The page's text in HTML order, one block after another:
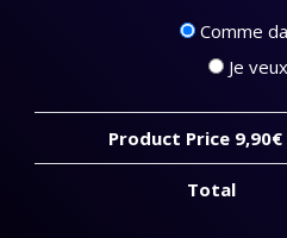
Comme
Je
Product Price 9,90€
Total